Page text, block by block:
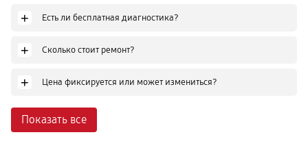
+ Есть ли бесплатная диагностика?
+ Сколько стоит ремонт?
+ Цена фиксируется или может измениться?
Показать все